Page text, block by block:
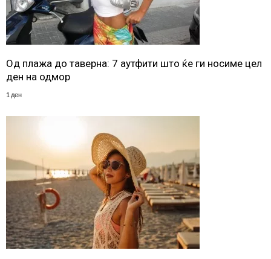
Од плажа до таверна: 7 аутфити што ќе ги носиме цел
ден на одмор
1 ден